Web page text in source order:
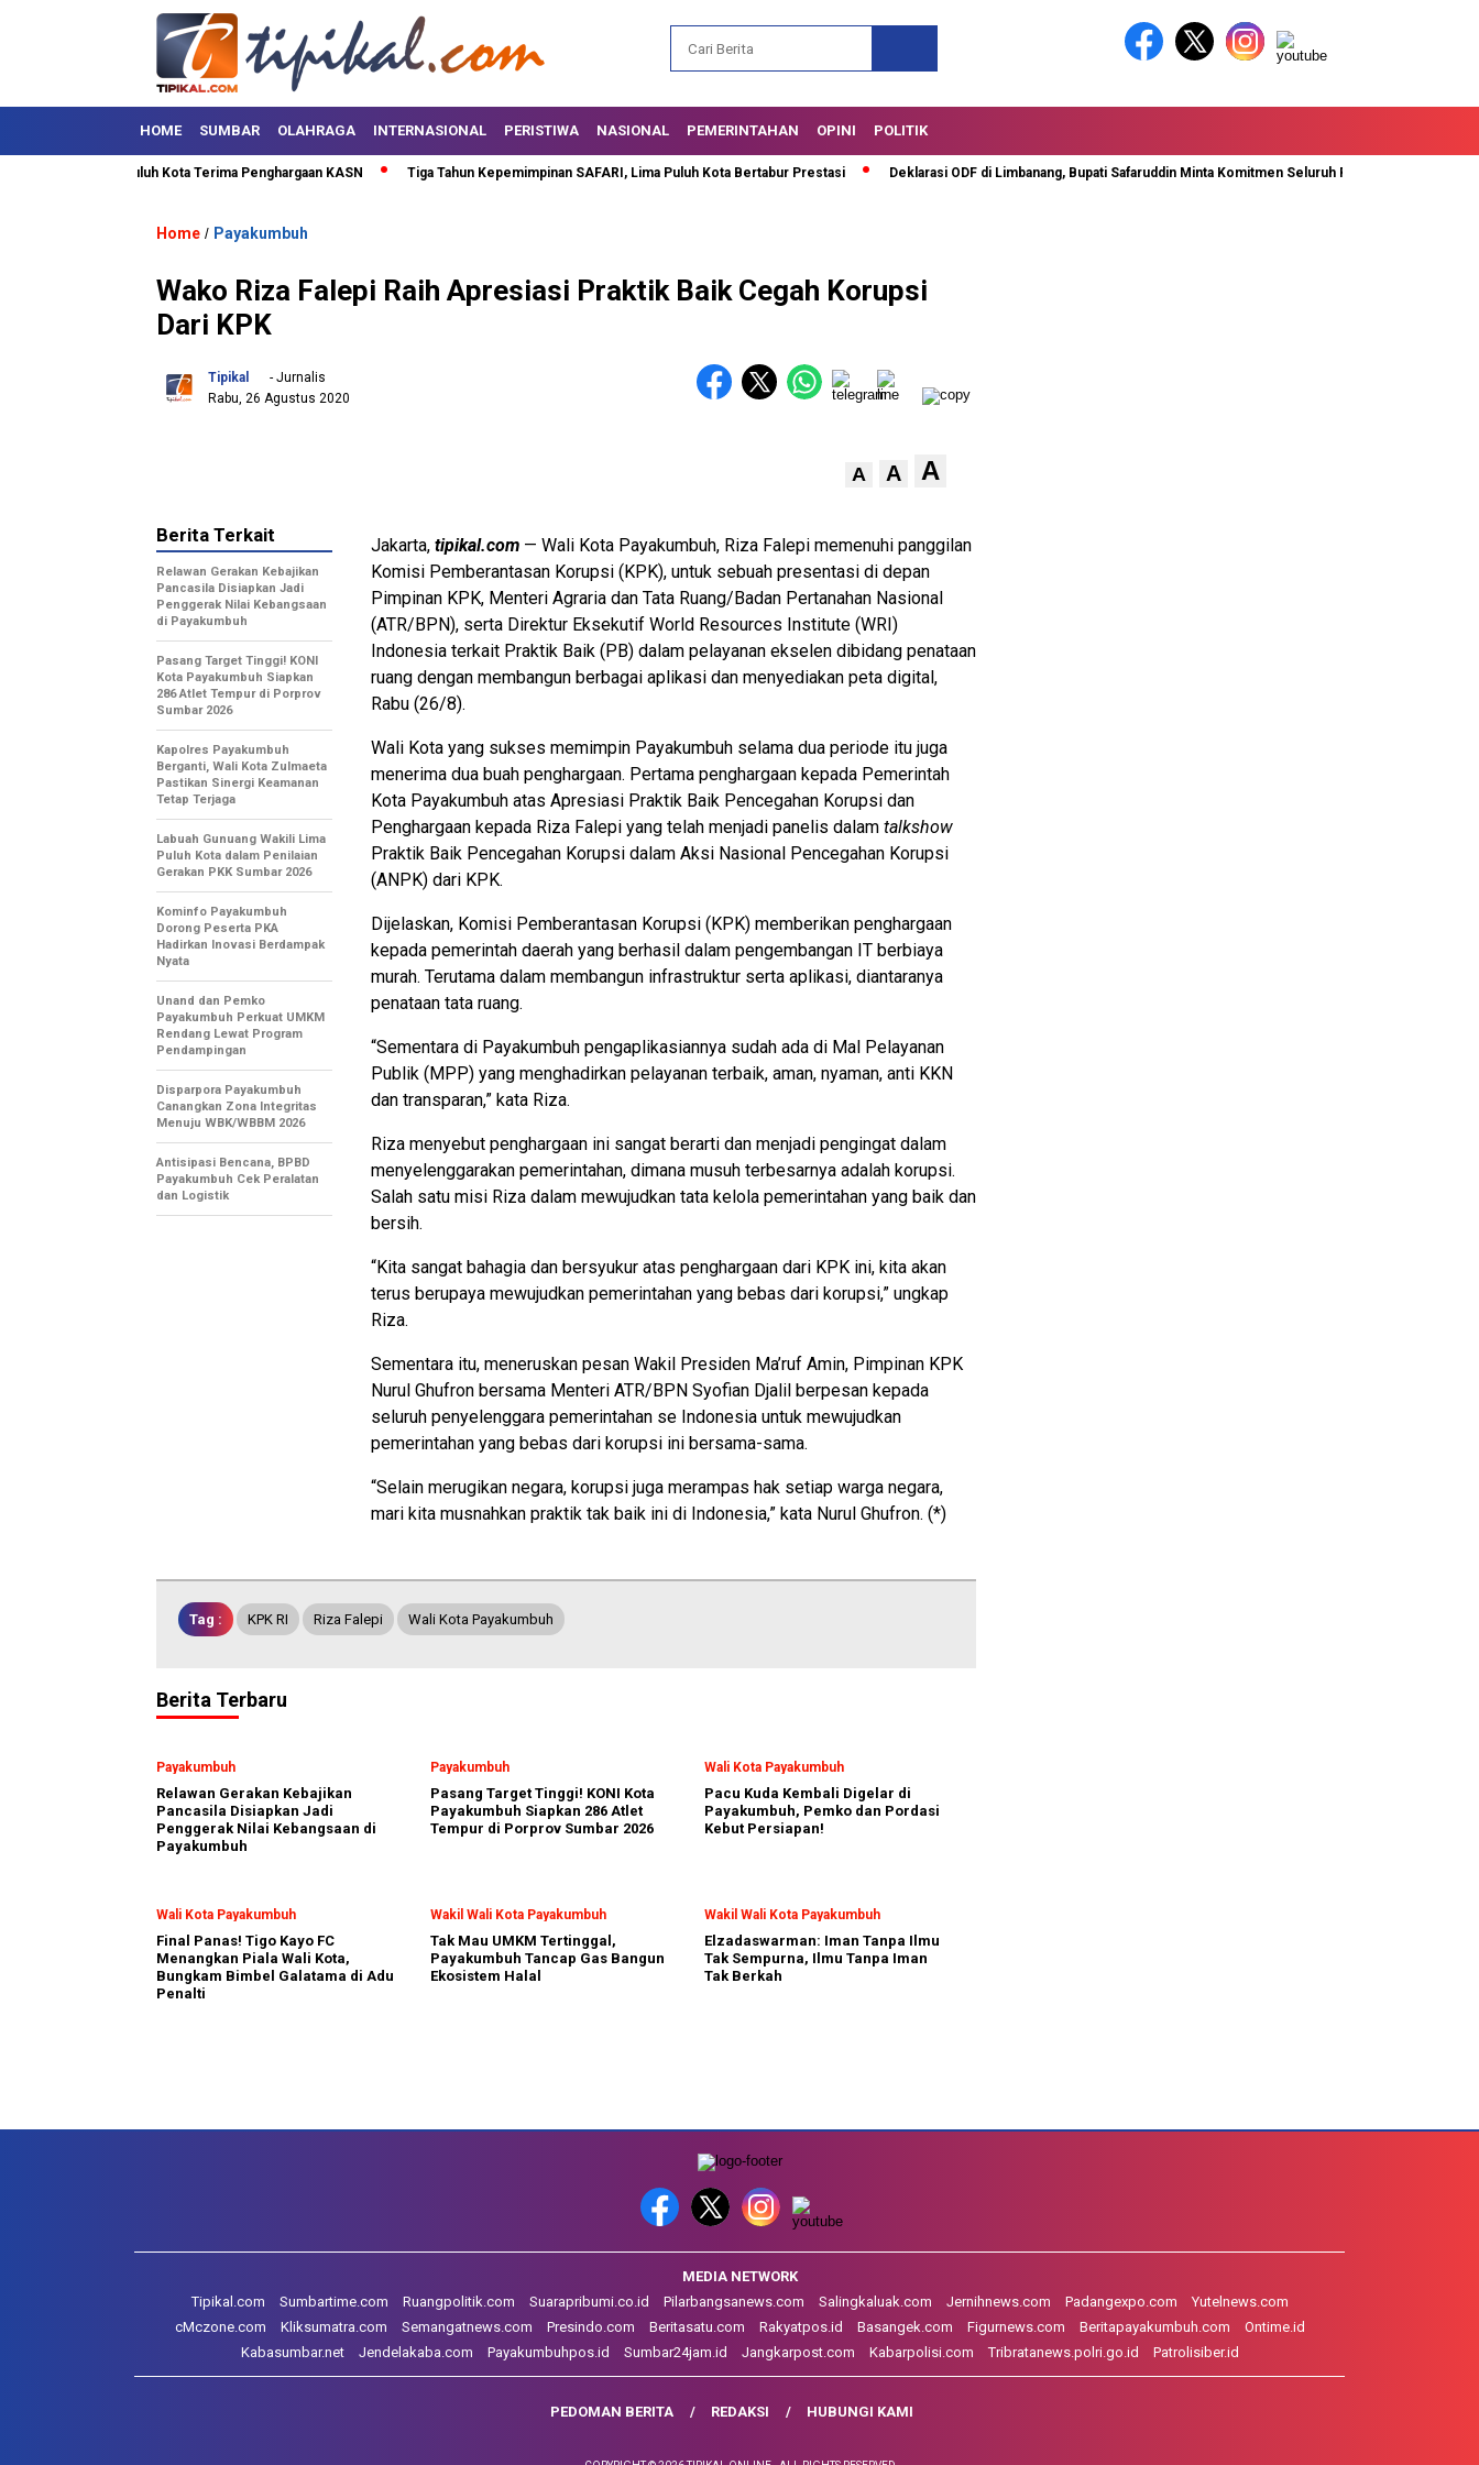
HOME SUMBAR OLAHRAGA INTERNASIONAL PERISTIWA NASIONAL PEMERINTAHAN OPINI POLITIK
Lima Puluh Kota Terima Penghargaan KASN Tiga Tahun Kepemimpinan SAFARI, Lima Puluh Kota Bertabur Prestasi Deklarasi ODF di Limbanang, Bupati Safaruddin Minta Komitmen Seluruh Pihak
Home / Payakumbuh
Wako Riza Falepi Raih Apresiasi Praktik Baik Cegah Korupsi
Dari KPK
Tipikal
- Jurnalis
Rabu, 26 Agustus 2020
A A A
Jakarta, tipikal.com — Wali Kota Payakumbuh, Riza Falepi memenuhi panggilan
Komisi Pemberantasan Korupsi (KPK), untuk sebuah presentasi di depan
Pimpinan KPK, Menteri Agraria dan Tata Ruang/Badan Pertanahan Nasional
(ATR/BPN), serta Direktur Eksekutif World Resources Institute (WRI)
Indonesia terkait Praktik Baik (PB) dalam pelayanan ekselen dibidang penataan
ruang dengan membangun berbagai aplikasi dan menyediakan peta digital,
Rabu (26/8).
Wali Kota yang sukses memimpin Payakumbuh selama dua periode itu juga
menerima dua buah penghargaan. Pertama penghargaan kepada Pemerintah
Kota Payakumbuh atas Apresiasi Praktik Baik Pencegahan Korupsi dan
Penghargaan kepada Riza Falepi yang telah menjadi panelis dalam talkshow
Praktik Baik Pencegahan Korupsi dalam Aksi Nasional Pencegahan Korupsi
(ANPK) dari KPK.
Dijelaskan, Komisi Pemberantasan Korupsi (KPK) memberikan penghargaan
kepada pemerintah daerah yang berhasil dalam pengembangan IT berbiaya
murah. Terutama dalam membangun infrastruktur serta aplikasi, diantaranya
penataan tata ruang.
“Sementara di Payakumbuh pengaplikasiannya sudah ada di Mal Pelayanan
Publik (MPP) yang menghadirkan pelayanan terbaik, aman, nyaman, anti KKN
dan transparan,” kata Riza.
Riza menyebut penghargaan ini sangat berarti dan menjadi pengingat dalam
menyelenggarakan pemerintahan, dimana musuh terbesarnya adalah korupsi.
Salah satu misi Riza dalam mewujudkan tata kelola pemerintahan yang baik dan
bersih.
“Kita sangat bahagia dan bersyukur atas penghargaan dari KPK ini, kita akan
terus berupaya mewujudkan pemerintahan yang bebas dari korupsi,” ungkap
Riza.
Sementara itu, meneruskan pesan Wakil Presiden Ma’ruf Amin, Pimpinan KPK
Nurul Ghufron bersama Menteri ATR/BPN Syofian Djalil berpesan kepada
seluruh penyelenggara pemerintahan se Indonesia untuk mewujudkan
pemerintahan yang bebas dari korupsi ini bersama-sama.
“Selain merugikan negara, korupsi juga merampas hak setiap warga negara,
mari kita musnahkan praktik tak baik ini di Indonesia,” kata Nurul Ghufron. (*)
Berita Terkait
Relawan Gerakan Kebajikan
Pancasila Disiapkan Jadi
Penggerak Nilai Kebangsaan
di Payakumbuh
Pasang Target Tinggi! KONI
Kota Payakumbuh Siapkan
286 Atlet Tempur di Porprov
Sumbar 2026
Kapolres Payakumbuh
Berganti, Wali Kota Zulmaeta
Pastikan Sinergi Keamanan
Tetap Terjaga
Labuah Gunuang Wakili Lima
Puluh Kota dalam Penilaian
Gerakan PKK Sumbar 2026
Kominfo Payakumbuh
Dorong Peserta PKA
Hadirkan Inovasi Berdampak
Nyata
Unand dan Pemko
Payakumbuh Perkuat UMKM
Rendang Lewat Program
Pendampingan
Disparpora Payakumbuh
Canangkan Zona Integritas
Menuju WBK/WBBM 2026
Antisipasi Bencana, BPBD
Payakumbuh Cek Peralatan
dan Logistik
Tag : KPK RI Riza Falepi Wali Kota Payakumbuh
Berita Terbaru
Payakumbuh
Relawan Gerakan Kebajikan
Pancasila Disiapkan Jadi
Penggerak Nilai Kebangsaan di
Payakumbuh
Payakumbuh
Pasang Target Tinggi! KONI Kota
Payakumbuh Siapkan 286 Atlet
Tempur di Porprov Sumbar 2026
Wali Kota Payakumbuh
Pacu Kuda Kembali Digelar di
Payakumbuh, Pemko dan Pordasi
Kebut Persiapan!
Wali Kota Payakumbuh
Final Panas! Tigo Kayo FC
Menangkan Piala Wali Kota,
Bungkam Bimbel Galatama di Adu
Penalti
Wakil Wali Kota Payakumbuh
Tak Mau UMKM Tertinggal,
Payakumbuh Tancap Gas Bangun
Ekosistem Halal
Wakil Wali Kota Payakumbuh
Elzadaswarman: Iman Tanpa Ilmu
Tak Sempurna, Ilmu Tanpa Iman
Tak Berkah
MEDIA NETWORK
Tipikal.com
Sumbartime.com Ruangpolitik.com Suarapribumi.co.id Pilarbangsanews.com Salingkaluak.com Jernihnews.com Padangexpo.com
Yutelnews.com
cMczone.com
Kliksumatra.com Semangatnews.com Presindo.com Beritasatu.com Rakyatpos.id Basangek.com Figurnews.com Beritapayakumbuh.com
Ontime.id
Kabasumbar.net
Jendelakaba.com Payakumbuhpos.id Sumbar24jam.id Jangkarpost.com Kabarpolisi.com Tribratanews.polri.go.id Patrolisiber.id
PEDOMAN BERITA REDAKSI HUBUNGI KAMI